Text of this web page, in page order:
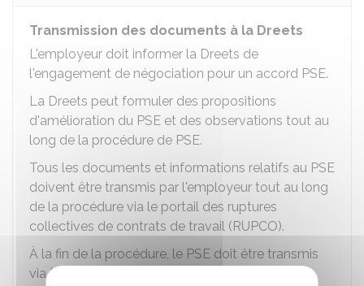
Transmission des documents à la Dreets
L'employeur doit informer la Dreets de
l'engagement de négociation pour un accord PSE.
La Dreets peut formuler des propositions
d'amélioration du PSE et des observations tout au
long de la procédure de PSE.
Tous les documents et informations relatifs au PSE
doivent être transmis par l'employeur tout au long
de la procédure via le portail des ruptures
collectives de contrats de travail (RUPCO).
À la fin de la procédure, le PSE doit être transmis
via RUPCO.